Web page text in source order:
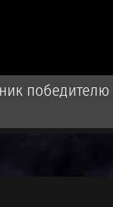
победителю